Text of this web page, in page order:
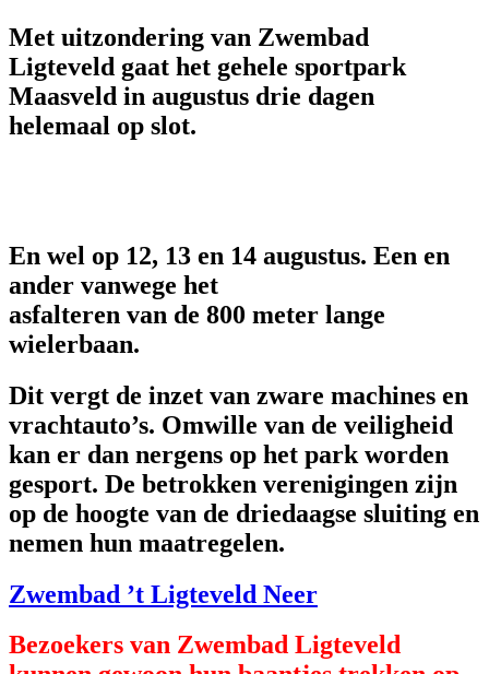
Met uitzondering van Zwembad
Ligteveld gaat het gehele sportpark
Maasveld in augustus drie dagen
helemaal op slot.
En wel op 12, 13 en 14 augustus. Een en
ander vanwege het
asfalteren van de 800 meter lange
wielerbaan.
Dit vergt de inzet van zware machines en
vrachtauto’s. Omwille van de veiligheid
kan er dan nergens op het park worden
gesport. De betrokken verenigingen zijn
op de hoogte van de driedaagse sluiting en
nemen hun maatregelen.
Zwembad ’t Ligteveld Neer
Bezoekers van Zwembad Ligteveld